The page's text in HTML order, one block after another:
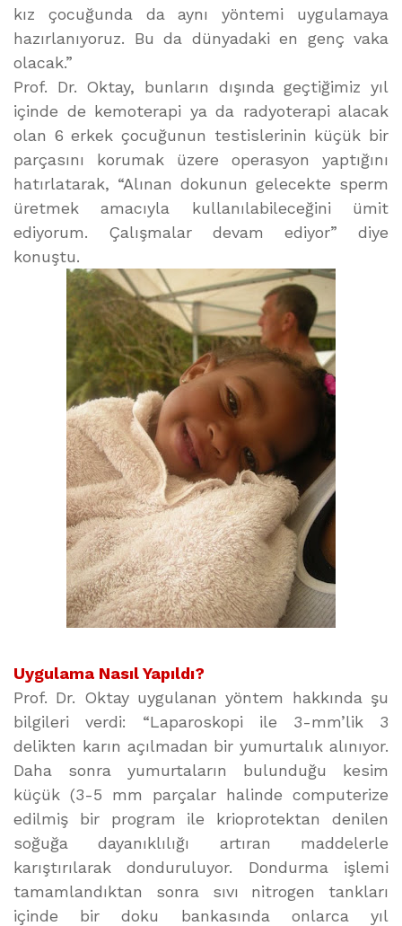
kız çocuğunda da aynı yöntemi uygulamaya
hazırlanıyoruz. Bu da dünyadaki en genç vaka
olacak.”
Prof. Dr. Oktay, bunların dışında geçtiğimiz yıl
içinde de kemoterapi ya da radyoterapi alacak
olan 6 erkek çocuğunun testislerinin küçük bir
parçasını korumak üzere operasyon yaptığını
hatırlatarak, “Alınan dokunun gelecekte sperm
üretmek amacıyla kullanılabileceğini ümit
ediyorum. Çalışmalar devam ediyor” diye
konuştu.
Uygulama Nasıl Yapıldı?
Prof. Dr. Oktay uygulanan yöntem hakkında şu
bilgileri verdi: “Laparoskopi ile 3-mm’lik 3
delikten karın açılmadan bir yumurtalık alınıyor.
Daha sonra yumurtaların bulunduğu kesim
küçük (3-5 mm parçalar halinde computerize
edilmiş bir program ile krioprotektan denilen
soğuğa dayanıklılığı artıran maddelerle
karıştırılarak donduruluyor. Dondurma işlemi
tamamlandıktan sonra sıvı nitrogen tankları
içinde bir doku bankasında onlarca yıl